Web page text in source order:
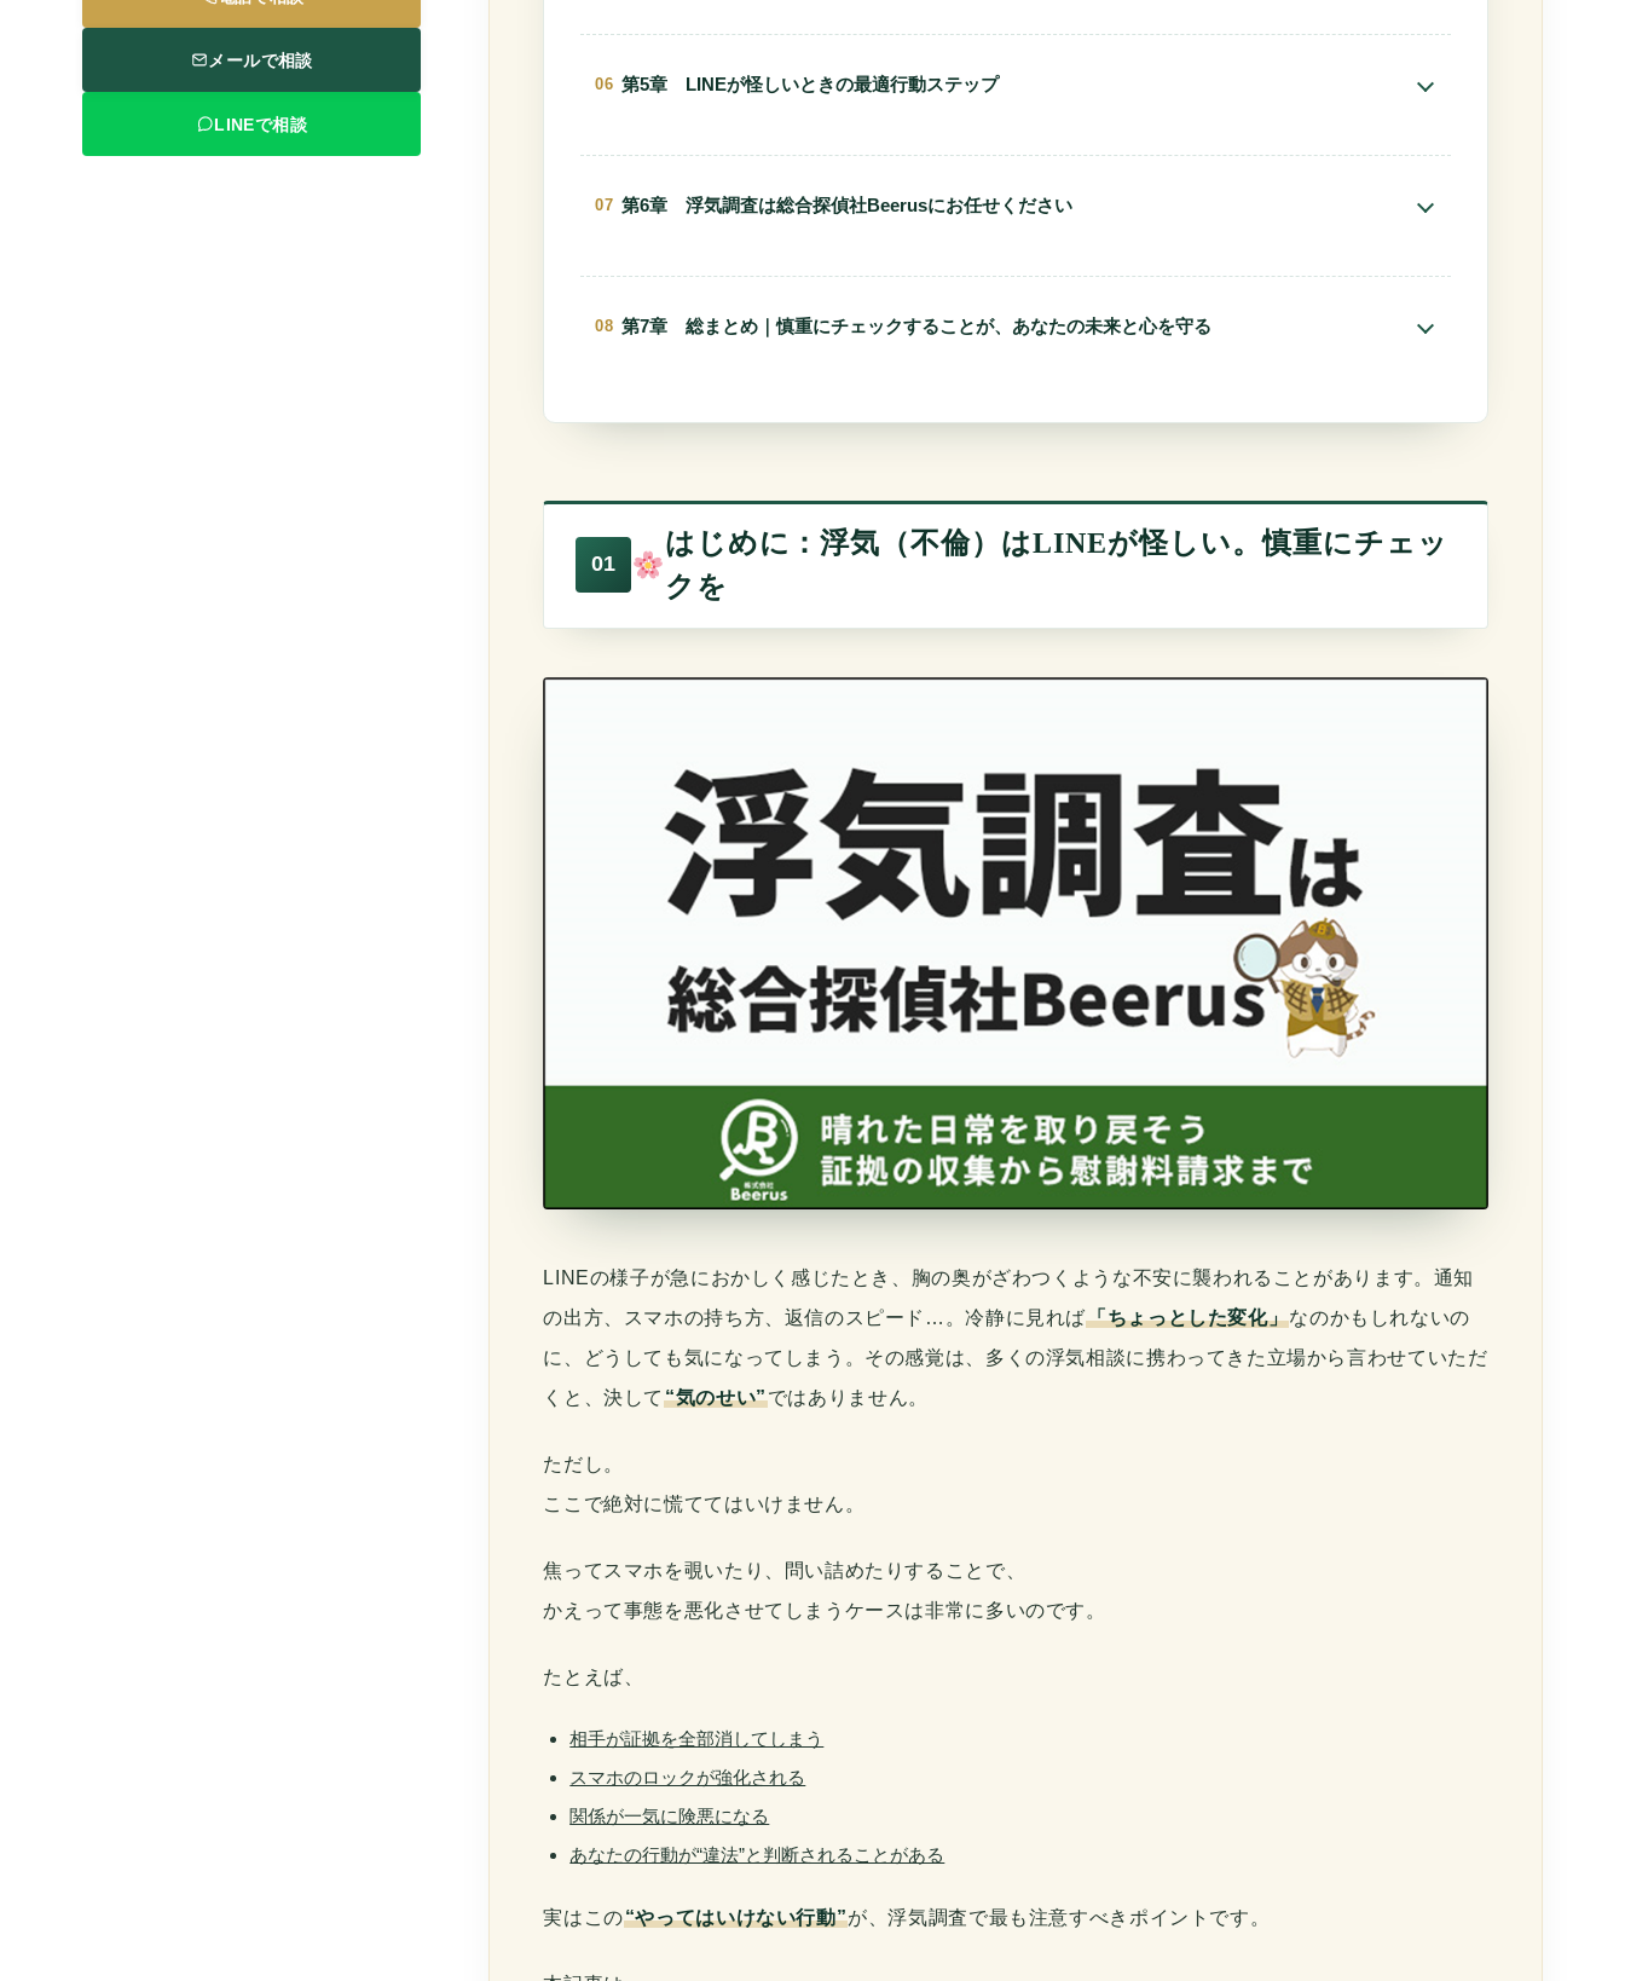
『4-2 強い証拠になるLINE／弱い証拠で終わるLINE』
第5章 LINEが怪しいときの最適行動ステップ
第6章 浮気調査は総合探偵社Beerusにお任せください
第7章 総まとめ｜慎重にチェックすることが、あなたの未来と心を守る
『7-4 ひとりで抱え込まなくていい。専門家の力を借りるという選択』
ご相談は24時間受付中｜まずはお気軽にお問い合わせください。
はじめに：浮気（不倫）はLINEが怪しい。慎重にチェッ
クを
LINEの様子が急におかしく感じたとき、胸の奥がざわつくような不安に襲われることがあります。通知
の出方、スマホの持ち方、返信のスピード…。冷静に見れば
「ちょっとした変化」
なのかもしれないの
に、どうしても気になってしまう。その感覚は、多くの浮気相談に携わってきた立場から言わせていただ
くと、決して “気のせい” ではありません。
ただし。
ここで絶対に慌ててはいけません。
焦ってスマホを覗いたり、問い詰めたりすることで、
かえって事態を悪化させてしまうケースは非常に多いのです。
たとえば、
相手が証拠を全部消してしまう
スマホのロックが強化される
関係が一気に険悪になる
あなたの行動が“違法”と判断されることがある
実はこの “やってはいけない行動” が、浮気調査で最も注意すべきポイントです。
メールで相談
LINEで相談